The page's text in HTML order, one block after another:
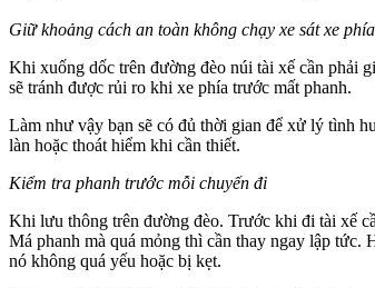
Giữ khoảng cách an toàn không chạy xe sát xe
Khi xuống dốc trên đường đèo núi tài xế cần phải
sẽ tránh được rủi ro khi xe phía trước mất phanh.
Làm như vậy bạn sẽ có đủ thời gian để xử lý tình
làn hoặc thoát hiểm khi cần thiết.
Kiểm tra phanh trước mỗi chuyến đi
Khi lưu thông trên đường đèo. Trước khi đi tài xế
Má phanh mà quá mỏng thì cần thay ngay lập tức.
nó không quá yếu hoặc bị kẹt.